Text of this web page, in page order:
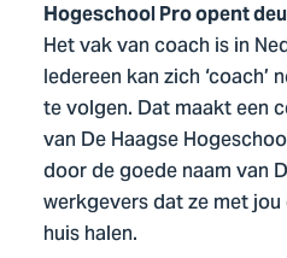
Hogeschool Pro opent
Het vak van coach is in
Iedereen kan zich
te volgen. Dat maakt een
van De Haagse
door de goede naam van
werkgevers dat ze met
huis halen.